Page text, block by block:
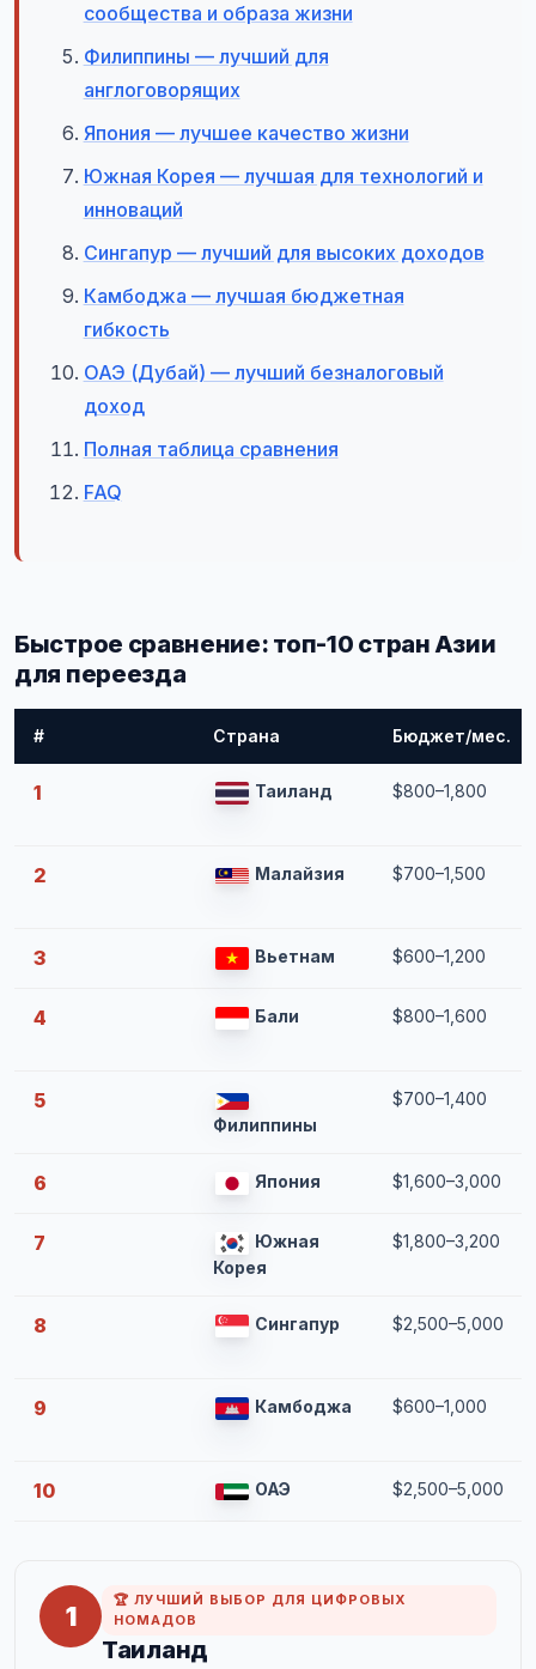
сообщества и образа жизни
Филиппины — лучший для
англоговорящих
Япония — лучшее качество жизни
Южная Корея — лучшая для технологий и
инноваций
Сингапур — лучший для высоких доходов
Камбоджа — лучшая бюджетная
гибкость
ОАЭ (Дубай) — лучший безналоговый
доход
Полная таблица сравнения
FAQ
Быстрое сравнение: топ-10 стран Азии
для переезда
# Страна Бюджет/мес.
1 Таиланд $800–1,800
2 Малайзия $700–1,500
3 Вьетнам $600–1,200
4 Бали $800–1,600
5
Филиппины
$700–1,400
6 Япония $1,600–3,000
7
Южная
Корея
$1,800–3,200
8 Сингапур $2,500–5,000
9 Камбоджа $600–1,000
10 ОАЭ $2,500–5,000
1
🏆 ЛУЧШИЙ ВЫБОР ДЛЯ ЦИФРОВЫХ
НОМАДОВ
Таиланд